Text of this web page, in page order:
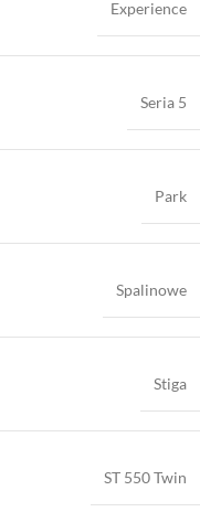
Experience
Seria 5
Park
Spalinowe
Stiga
ST 550 Twin